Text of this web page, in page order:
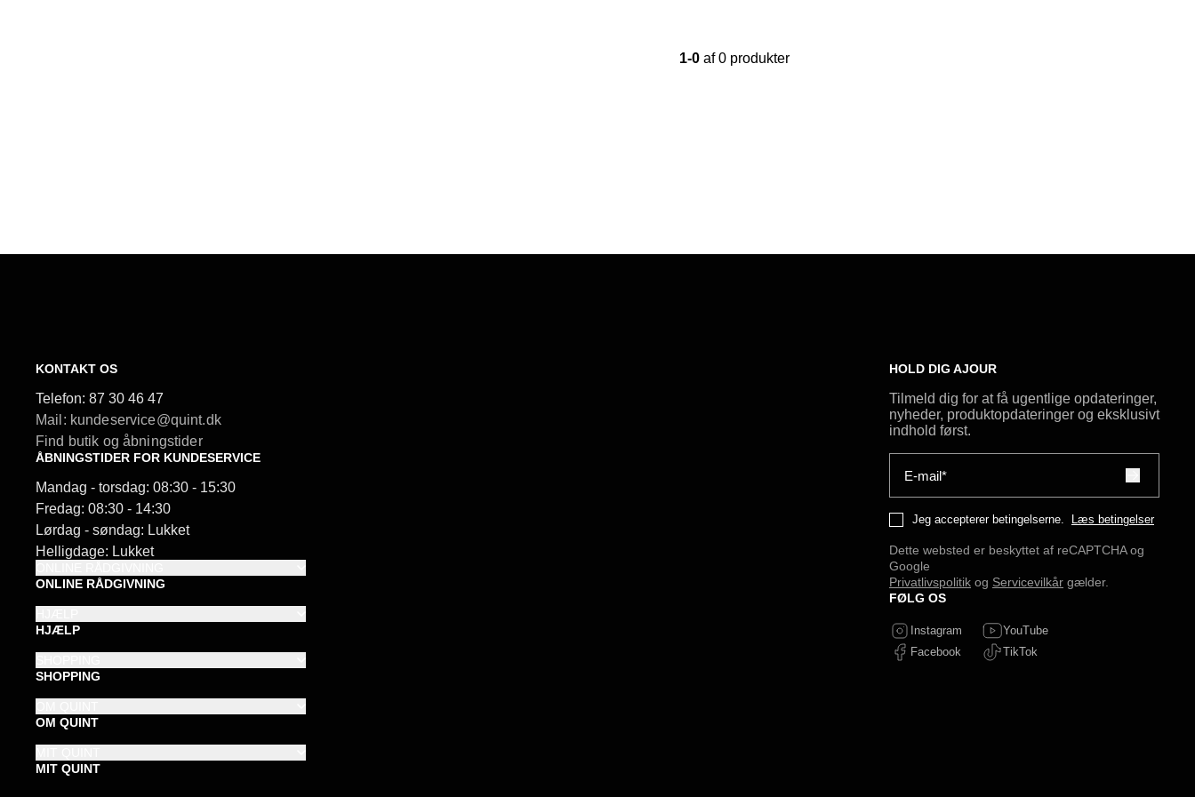
1-0 af 0 produkter
KONTAKT OS
Telefon: 87 30 46 47
Mail: kundeservice@quint.dk
Find butik og åbningstider
ÅBNINGSTIDER FOR KUNDESERVICE
Mandag - torsdag: 08:30 - 15:30
Fredag: 08:30 - 14:30
Lørdag - søndag: Lukket
Helligdage: Lukket
ONLINE RÅDGIVNING
HJÆLP
SHOPPING
OM QUINT
MIT QUINT
FØLG OS
Instagram
YouTube
Facebook
TikTok
HOLD DIG AJOUR
Tilmeld dig for at få ugentlige opdateringer,
nyheder, produktopdateringer og eksklusivt
indhold først.
E-mail*
Jeg accepterer betingelserne. Læs betingelser
Dette websted er beskyttet af reCAPTCHA og
Google
Privatlivspolitik og Servicevilkår gælder.